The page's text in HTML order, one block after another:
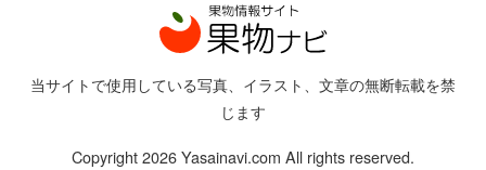
当サイトで使用している写真、イラスト、文章の無断転載を禁
じます
Copyright 2026 Yasainavi.com All rights reserved.